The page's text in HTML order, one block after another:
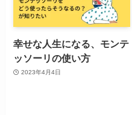
幸せな人生になる、モンテ
ッソーリの使い方
2023年4月4日